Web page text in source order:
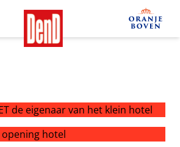
de eigenaar van het klein hotel